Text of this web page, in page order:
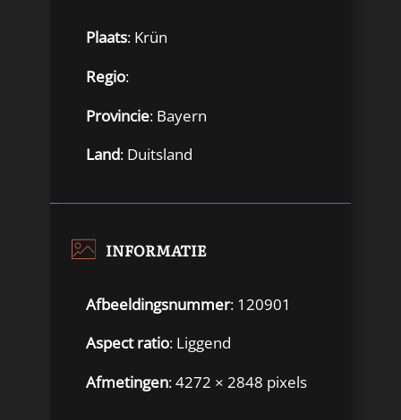
Plaats: Krün
Regio:
Provincie: Bayern
Land: Duitsland
INFORMATIE
Afbeeldingsnummer: 120901
Aspect ratio: Liggend
Afmetingen: 4272 × 2848 pixels